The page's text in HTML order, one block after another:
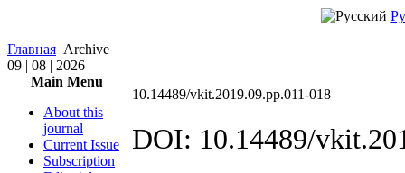
|
Главная Archive
09 | 08 | 2026
Main Menu
About this
journal
Current Issue
Subscription
10.14489/vkit.2019.09.pp.011-018
DOI: 10.14489/